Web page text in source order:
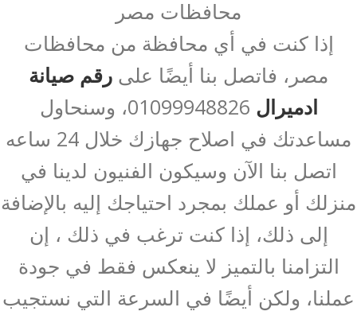
محافظات مصر
إذا كنت في أي محافظة من محافظات
مصر، فاتصل بنا أيضًا على رقم صيانة
ادميرال
01099948826، وسنحاول
مساعدتك في اصلاح جهازك خلال 24 ساعه
اتصل بنا الآن وسيكون الفنيون لدينا في
منزلك أو عملك بمجرد احتياجك إليه بالإضافة
إلى ذلك، إذا كنت ترغب في ذلك ، إن
التزامنا بالتميز لا ينعكس فقط في جودة
عملنا، ولكن أيضًا في السرعة التي نستجيب